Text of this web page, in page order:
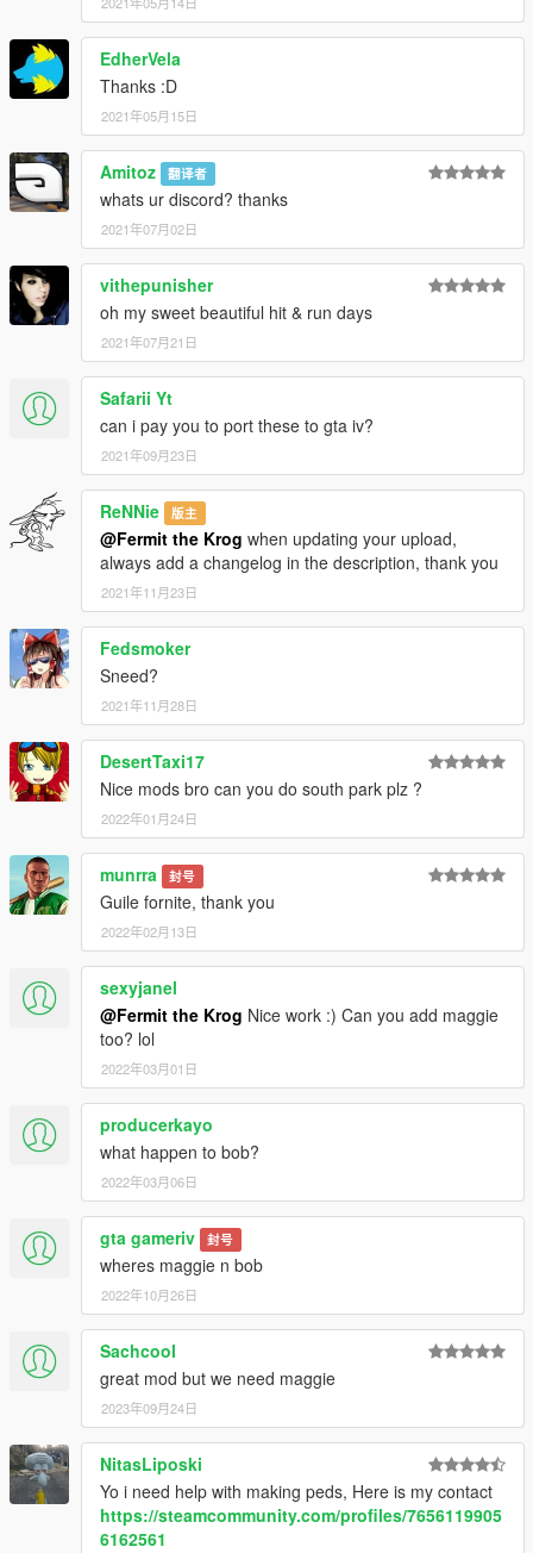
EdherVela
Thanks :D
2021年05月15日
Amitoz 翻译者
whats ur discord? thanks
2021年07月02日
vithepunisher
oh my sweet beautiful hit & run days
2021年07月21日
Safarii Yt
can i pay you to port these to gta iv?
2021年09月23日
ReNNie 版主
@Fermit the Krog when updating your upload,
always add a changelog in the description, thank you
2021年11月23日
Fedsmoker
Sneed?
2021年11月28日
DesertTaxi17
Nice mods bro can you do south park plz ?
2022年01月24日
munrra 封号
Guile fornite, thank you
2022年02月13日
sexyjanel
@Fermit the Krog Nice work :) Can you add maggie
too? lol
2022年03月01日
producerkayo
what happen to bob?
2022年03月06日
gta gameriv 封号
wheres maggie n bob
2022年10月26日
Sachcool
great mod but we need maggie
2023年09月24日
NitasLiposki
Yo i need help with making peds, Here is my contact
https://steamcommunity.com/profiles/7656119905
6162561